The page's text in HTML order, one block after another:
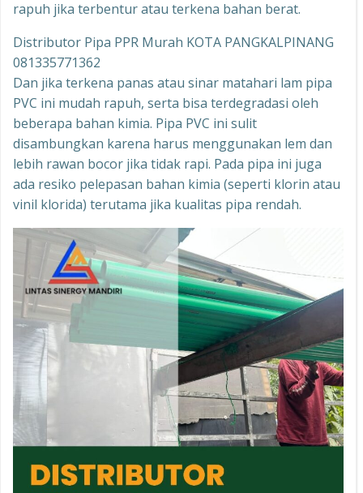
rapuh jika terbentur atau terkena bahan berat.
Distributor Pipa PPR Murah KOTA PANGKALPINANG
081335771362
Dan jika terkena panas atau sinar matahari lam pipa
PVC ini mudah rapuh, serta bisa terdegradasi oleh
beberapa bahan kimia. Pipa PVC ini sulit
disambungkan karena harus menggunakan lem dan
lebih rawan bocor jika tidak rapi. Pada pipa ini juga
ada resiko pelepasan bahan kimia (seperti klorin atau
vinil klorida) terutama jika kualitas pipa rendah.